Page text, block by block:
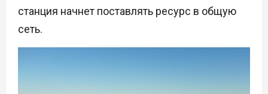
станция начнет поставлять ресурс в общую
сеть.